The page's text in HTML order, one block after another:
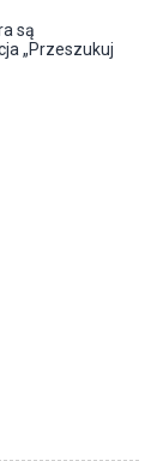
są
„Przeszukuj